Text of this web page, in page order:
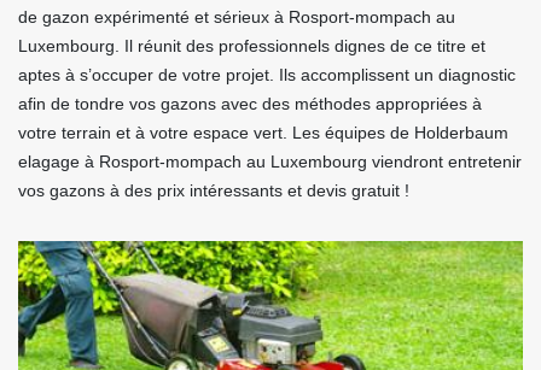
de gazon expérimenté et sérieux à Rosport-mompach au
Luxembourg. Il réunit des professionnels dignes de ce titre et
aptes à s’occuper de votre projet. Ils accomplissent un diagnostic
afin de tondre vos gazons avec des méthodes appropriées à
votre terrain et à votre espace vert. Les équipes de Holderbaum
elagage à Rosport-mompach au Luxembourg viendront entretenir
vos gazons à des prix intéressants et devis gratuit !